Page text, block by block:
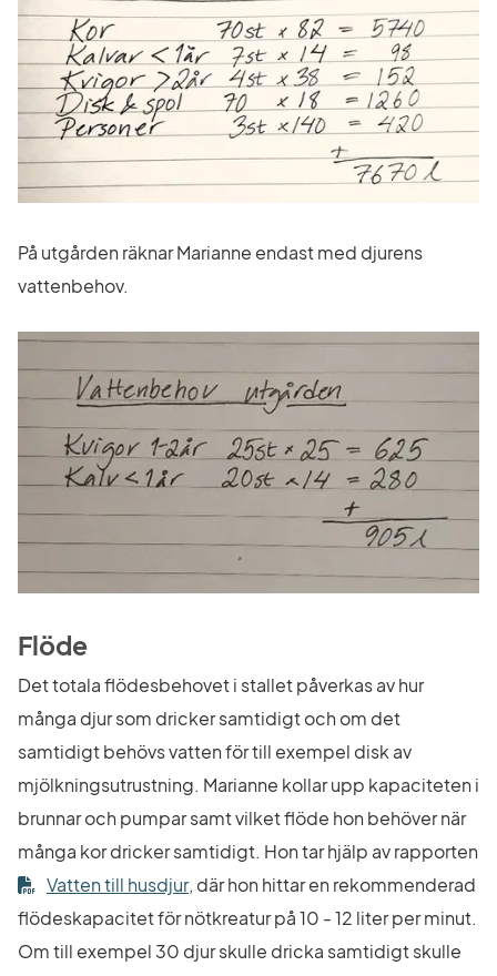
På utgården räknar Marianne endast med djurens
vattenbehov.
Flöde
Det totala flödesbehovet i stallet påverkas av hur
många djur som dricker samtidigt och om det
samtidigt behövs vatten för till exempel disk av
mjölkningsutrustning. Marianne kollar upp kapaciteten i
brunnar och pumpar samt vilket flöde hon behöver när
Vatten till husdjurLänk till annan webbplats.
, där hon hittar en rekommenderad
flödeskapacitet för nötkreatur på 10 - 12 liter per minut.
Om till exempel 30 djur skulle dricka samtidigt skulle